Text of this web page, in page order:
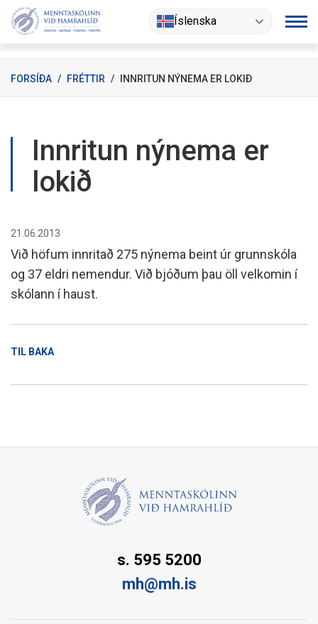
Fara
Íslenska
FORSÍÐA / FRÉTTIR / INNRITUN NÝNEMA ER LOKIÐ
Innritun nýnema er
lokið
21.06.2013
Við höfum innritað 275 nýnema beint úr grunnskóla
og 37 eldri nemendur. Við bjóðum þau öll velkomin í
skólann í haust.
TIL BAKA
s. 595 5200
mh@mh.is